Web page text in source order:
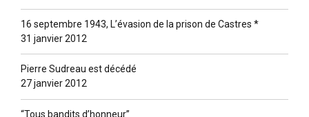
16 septembre 1943, L’évasion de la prison de Castres *
31 janvier 2012
Pierre Sudreau est décédé
27 janvier 2012
“Tous bandits d’honneur”